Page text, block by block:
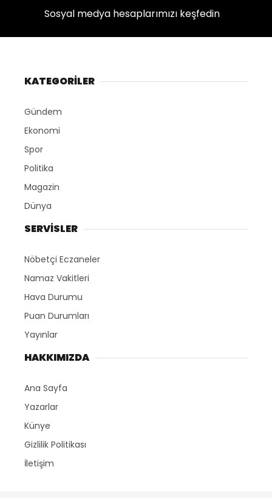
Sosyal medya hesaplarımızı keşfedin
KATEGORİLER
Gündem
Ekonomi
Spor
Politika
Magazin
Dünya
SERVİSLER
Nöbetçi Eczaneler
Namaz Vakitleri
Hava Durumu
Puan Durumları
Yayınlar
HAKKIMIZDA
Ana Sayfa
Yazarlar
Künye
Gizlilik Politikası
İletişim